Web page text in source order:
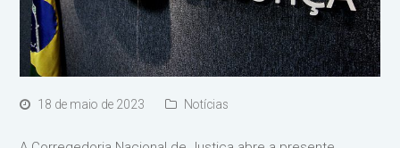
18 de maio de 2023 Notícias